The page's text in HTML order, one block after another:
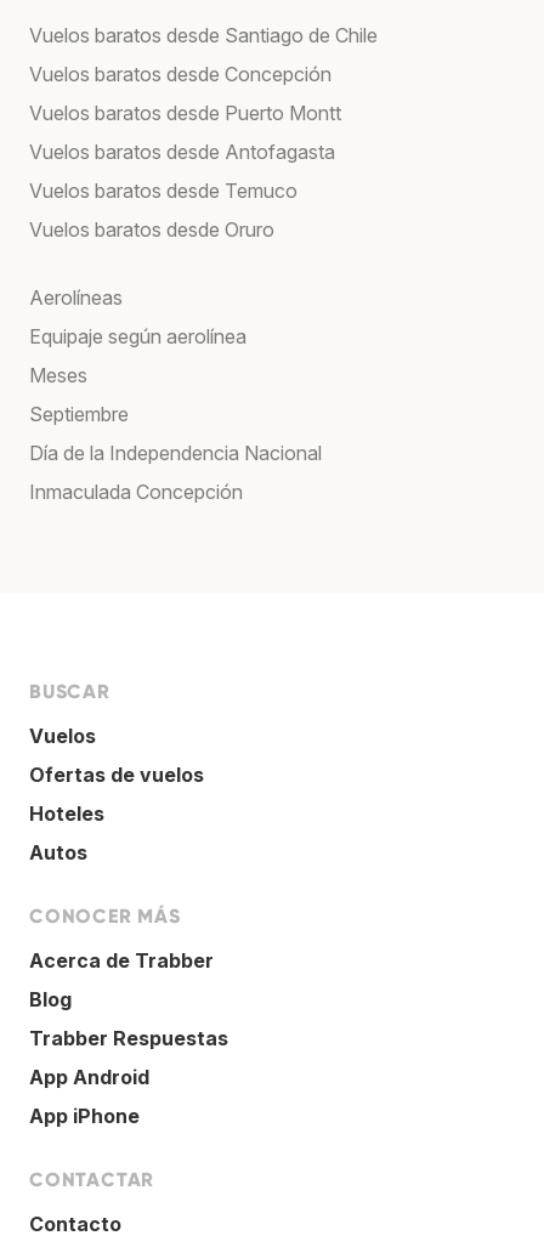
Vuelos baratos desde Santiago de Chile
Vuelos baratos desde Concepción
Vuelos baratos desde Puerto Montt
Vuelos baratos desde Antofagasta
Vuelos baratos desde Temuco
Vuelos baratos desde Oruro
Aerolíneas
Equipaje según aerolínea
Meses
Septiembre
Día de la Independencia Nacional
Inmaculada Concepción
BUSCAR
Vuelos
Ofertas de vuelos
Hoteles
Autos
CONOCER MÁS
Acerca de Trabber
Blog
Trabber Respuestas
App Android
App iPhone
CONTACTAR
Contacto